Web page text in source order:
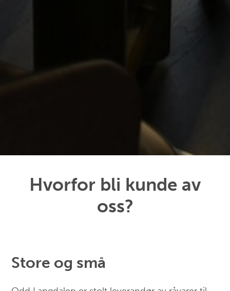
Hvorfor bli kunde av
oss?
Store og små